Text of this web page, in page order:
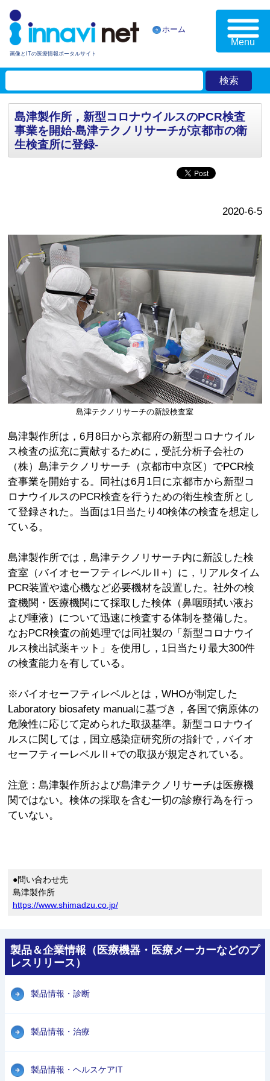
画像とITの医療情報ポータルサイト
ホーム
Menu
島津製作所，新型コロナウイルスのPCR検査
事業を開始-島津テクノリサーチが京都市の衛
生検査所に登録-
2020-6-5
島津テクノリサーチの新設検査室
島津製作所は，6月8日から京都府の新型コロナウイル
ス検査の拡充に貢献するために，受託分析子会社の
（株）島津テクノリサーチ（京都市中京区）でPCR検
査事業を開始する。同社は6月1日に京都市から新型コ
ロナウイルスのPCR検査を行うための衛生検査所とし
て登録された。当面は1日当たり40検体の検査を想定し
ている。
島津製作所では，島津テクノリサーチ内に新設した検
査室（バイオセーフティレベルⅡ+）に，リアルタイム
PCR装置や遠心機など必要機材を設置した。社外の検
査機関・医療機関にて採取した検体（鼻咽頭拭い液お
よび唾液）について迅速に検査する体制を整備した。
なおPCR検査の前処理では同社製の「新型コロナウイ
ルス検出試薬キット」を使用し，1日当たり最大300件
の検査能力を有している。
※バイオセーフティレベルとは，WHOが制定した
Laboratory biosafety manualに基づき，各国で病原体の
危険性に応じて定められた取扱基準。新型コロナウイ
ルスに関しては，国立感染症研究所の指針で，バイオ
セーフティーレベルⅡ+での取扱が規定されている。
注意：島津製作所および島津テクノリサーチは医療機
関ではない。検体の採取を含む一切の診療行為を行っ
ていない。
●問い合わせ先
島津製作所
https://www.shimadzu.co.jp/
製品＆企業情報（医療機器・医療メーカーなどのプ
レスリリース）
製品情報・診断
製品情報・治療
製品情報・ヘルスケアIT